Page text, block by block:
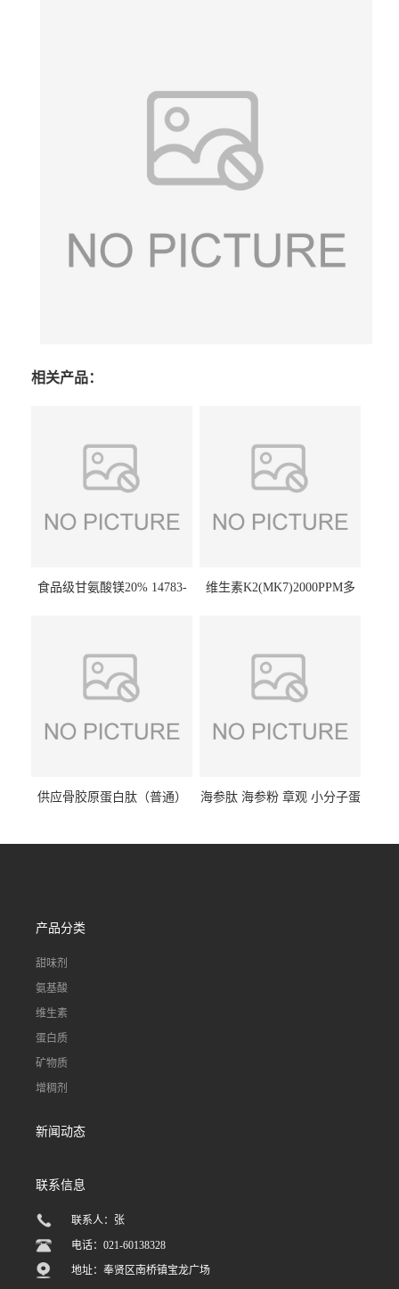
相关产品：
食品级甘氨酸镁20% 14783-
维生素K2(MK7)2000PPM多
供应骨胶原蛋白肽（普通）
海参肽 海参粉 章观 小分子蛋
产品分类
甜味剂
氨基酸
维生素
蛋白质
矿物质
增稠剂
新闻动态
联系信息
联系人：张
电话：021-60138328
地址：奉贤区南桥镇宝龙广场